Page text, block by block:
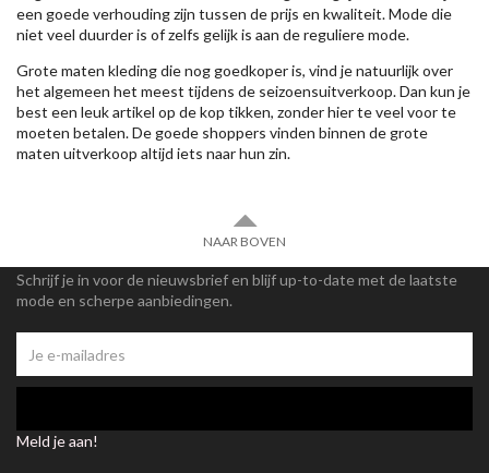
een goede verhouding zijn tussen de prijs en kwaliteit. Mode die
niet veel duurder is of zelfs gelijk is aan de reguliere mode.
Grote maten kleding die nog goedkoper is, vind je natuurlijk over
het algemeen het meest tijdens de seizoensuitverkoop. Dan kun je
best een leuk artikel op de kop tikken, zonder hier te veel voor te
moeten betalen. De goede shoppers vinden binnen de grote
maten uitverkoop altijd iets naar hun zin.
NAAR BOVEN
Schrijf je in voor de nieuwsbrief en blijf up-to-date met de laatste
mode en scherpe aanbiedingen.
Meld je aan!